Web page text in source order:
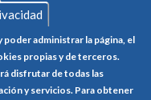
administrar la página, el
propias y de terceros.
disfrutar de todas las
y servicios. Para obtener